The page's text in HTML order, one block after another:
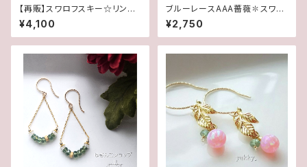
【再販】スワロフスキー☆リング
☆アメジスト(16.5号)
¥4,100
ブルーレースAAA薔薇✽スワロ
フスキーパール★2WAYポスト
ピアス
¥2,750